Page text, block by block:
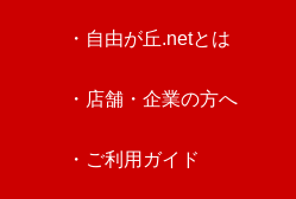
・自由が丘.netとは
・店舗・企業の方へ
・ご利用ガイド